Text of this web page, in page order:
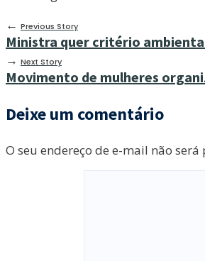
← Previous Story
Ministra quer critério
→ Next Story
Movimento de mulheres
Deixe um comentário
O seu endereço de e-mail não